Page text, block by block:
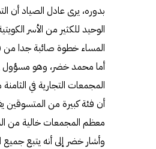
بدوره، يرى عادل الصياد أن
الوحيد للكثير من الأسر
المساء خطوة صائبة جدا من
أما محمد خضر، وهو مسؤول في
المجمعات التجارية في
أن فئة كبيرة من
معظم المجمعات خالية من
وأشار خضر إلى أنه يتبع جميع